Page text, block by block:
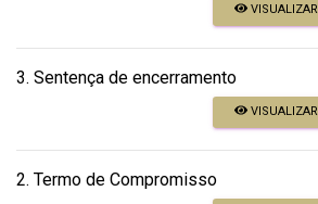
VISUALIZAR
3. Sentença de encerramento
VISUALIZAR
2. Termo de Compromisso